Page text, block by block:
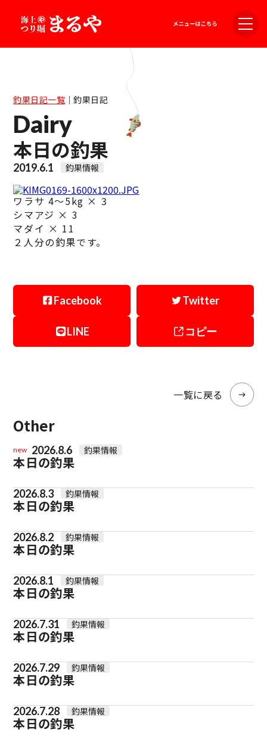
釣果日記一覧｜釣果日記
Dairy
本日の釣果
2019.6.1 釣果情報
ワラサ 4～5kg × 3
シマアジ × 3
マダイ × 11
２人分の釣果です。
Facebook Twitter
LINE コピー
一覧に戻る
Other
new 2026.8.6 釣果情報
本日の釣果
2026.8.3 釣果情報
本日の釣果
2026.8.2 釣果情報
本日の釣果
2026.8.1 釣果情報
本日の釣果
2026.7.31 釣果情報
本日の釣果
2026.7.29 釣果情報
本日の釣果
2026.7.28 釣果情報
本日の釣果